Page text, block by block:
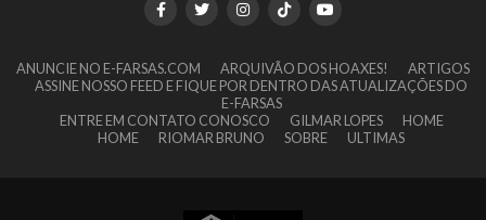
ANUNCIE NO E-FARSAS.COM ARQUIVÃO DOS HOAXES!
ARTIGOS
ASSINE NOSSO FEED E FIQUE POR DENTRO DAS ATUALIZAÇÕES DO
E-FARSAS
ENTRE EM CONTATO CONOSCO
GILMAR LOPES
HOME
HOME
RIOMAR BRUNO SOBRE ULTIMAS